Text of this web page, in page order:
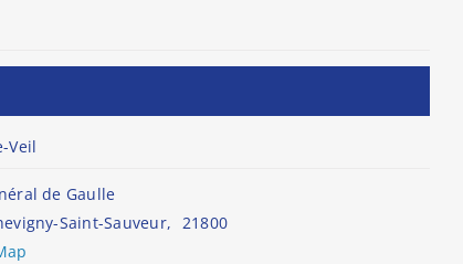
Veil
de Gaulle
Saint-Sauveur, 21800